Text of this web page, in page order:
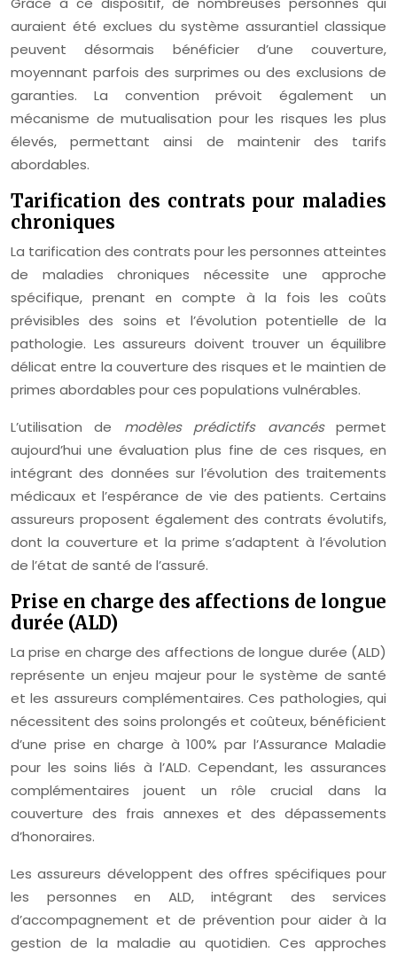
auraient été exclues du système assurantiel classique
peuvent désormais bénéficier d’une couverture,
moyennant parfois des surprimes ou des exclusions de
garanties. La convention prévoit également un
mécanisme de mutualisation pour les risques les plus
élevés, permettant ainsi de maintenir des tarifs
abordables.
Tarification des contrats pour maladies
chroniques
La tarification des contrats pour les personnes atteintes
de maladies chroniques nécessite une approche
spécifique, prenant en compte à la fois les coûts
prévisibles des soins et l’évolution potentielle de la
pathologie. Les assureurs doivent trouver un équilibre
délicat entre la couverture des risques et le maintien de
primes abordables pour ces populations vulnérables.
L’utilisation de modèles prédictifs avancéspermet
aujourd’hui une évaluation plus fine de ces risques, en
intégrant des données sur l’évolution des traitements
médicaux et l’espérance de vie des patients. Certains
assureurs proposent également des contrats évolutifs,
dont la couverture et la prime s’adaptent à l’évolution
de l’état de santé de l’assuré.
Prise en charge des affections de longue
durée (ALD)
La prise en charge des affections de longue durée (ALD)
représente un enjeu majeur pour le système de santé
et les assureurs complémentaires. Ces pathologies, qui
nécessitent des soins prolongés et coûteux, bénéficient
d’une prise en charge à 100% par l’Assurance Maladie
pour les soins liés à l’ALD. Cependant, les assurances
complémentaires jouent un rôle crucial dans la
couverture des frais annexes et des dépassements
d’honoraires.
Les assureurs développent des offres spécifiques pour
les personnes en ALD, intégrant des services
d’accompagnement et de prévention pour aider à la
gestion de la maladie au quotidien. Ces approches